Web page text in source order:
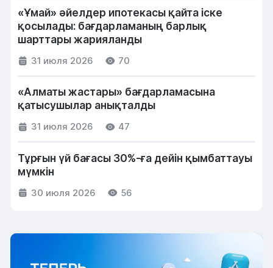
«Ұмай» әйелдер ипотекасы қайта іске
қосылады: бағдарламаның барлық
шарттары жарияланды
31 июля 2026 70
«Алматы жастары» бағдарламасына
қатысушылар анықталды
31 июля 2026 47
Тұрғын үй бағасы 30%-ға дейін қымбаттауы
мүмкін
30 июля 2026 56